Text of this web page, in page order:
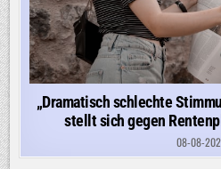
„Dramatisch schlechte
stellt sich gegen
08-08-